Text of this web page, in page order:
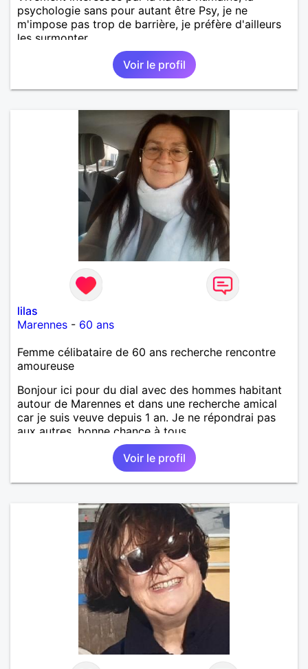
psychologie sans pour autant être Psy, je ne
m'impose pas trop de barrière, je préfère d'ailleurs
les surmonter.
Voir le profil
lilas
Marennes - 60 ans
Femme célibataire de 60 ans recherche rencontre
amoureuse
Bonjour ici pour du dial avec des hommes habitant
autour de Marennes et dans une recherche amical
car je suis veuve depuis 1 an. Je ne répondrai pas
aux autres, bonne chance à tous.
Voir le profil